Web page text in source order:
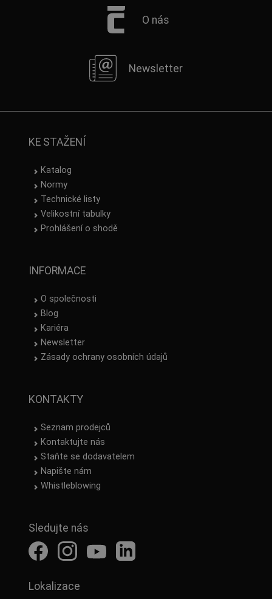
O nás
Newsletter
KE STAŽENÍ
Katalog
Normy
Technické listy
Velikostní tabulky
Prohlášení o shodě
INFORMACE
O společnosti
Blog
Kariéra
Newsletter
Zásady ochrany osobních údajů
KONTAKTY
Seznam prodejců
Kontaktujte nás
Staňte se dodavatelem
Napište nám
Whistleblowing
Sledujte nás
Lokalizace